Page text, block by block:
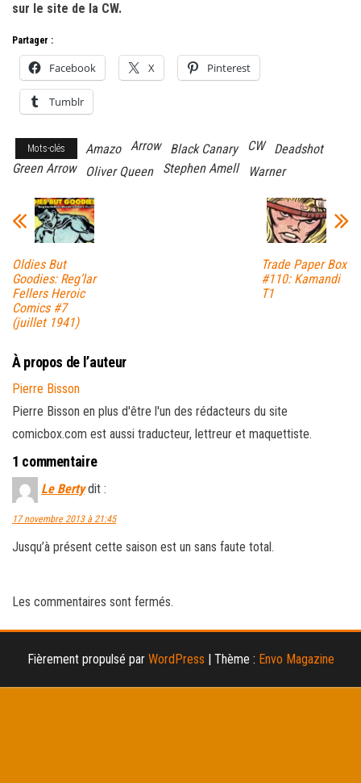
sur le site de la CW.
Partager :
Facebook X Pinterest
Tumblr
Mots-clés Amazo Arrow Black Canary CW
Deadshot
Green Arrow
Oliver Queen Stephen Amell Warner
Oldies But
Goodies: Reg’lar
Fellers Heroic
Comics #7
(juillet 1941)
Trade Paper Box
#110: Kamandi
T1
À propos de l’auteur
Pierre Bisson
Pierre Bisson en plus d'être l'un des rédacteurs du site
comicbox.com est aussi traducteur, lettreur et maquettiste.
1 commentaire
Le Berty dit :
17 novembre 2013 à 21:45
Jusqu’à présent cette saison est un sans faute total.
Les commentaires sont fermés.
Fièrement propulsé par WordPress | Thème : Envo Magazine